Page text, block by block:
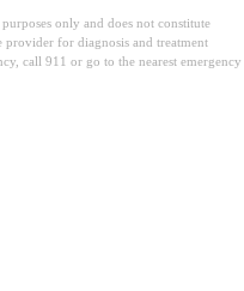
only and does not constitute
provider for diagnosis and treatment
call 911 or go to the nearest emergency